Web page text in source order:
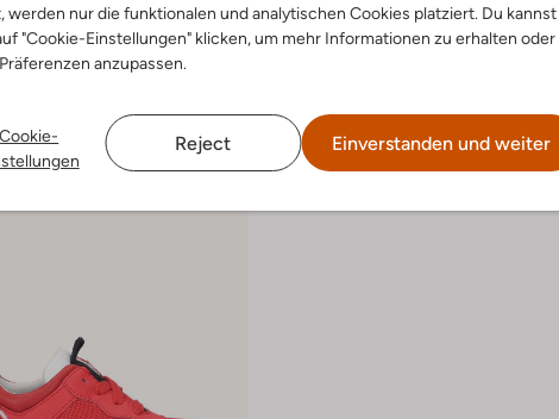
werden nur die funktionalen und analytischen Cookies platziert. Du kannst
"Cookie-Einstellungen" klicken, um mehr Informationen zu erhalten oder
anzupassen.
Cookie-
Reject Einverstanden und weiter
€ 49,99